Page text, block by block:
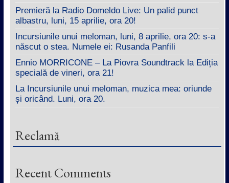
Premieră la Radio Domeldo Live: Un palid punct
albastru, luni, 15 aprilie, ora 20!
Incursiunile unui meloman, luni, 8 aprilie, ora 20: s-a
născut o stea. Numele ei: Rusanda Panfili
Ennio MORRICONE – La Piovra Soundtrack la Ediția
specială de vineri, ora 21!
La Incursiunile unui meloman, muzica mea: oriunde
și oricând. Luni, ora 20.
Reclamă
Recent Comments